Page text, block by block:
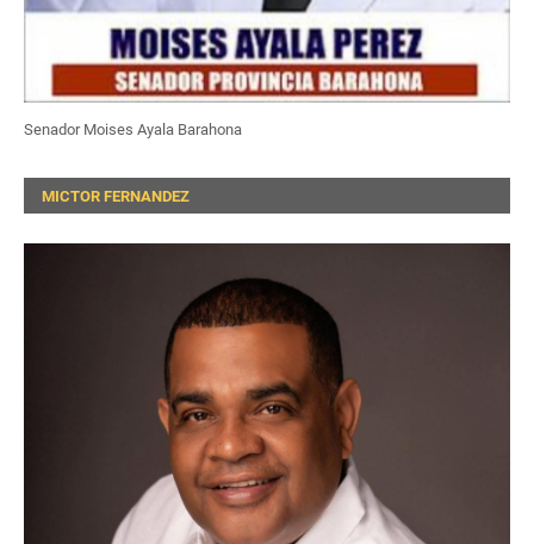
Senador Moises Ayala Barahona
MICTOR FERNANDEZ